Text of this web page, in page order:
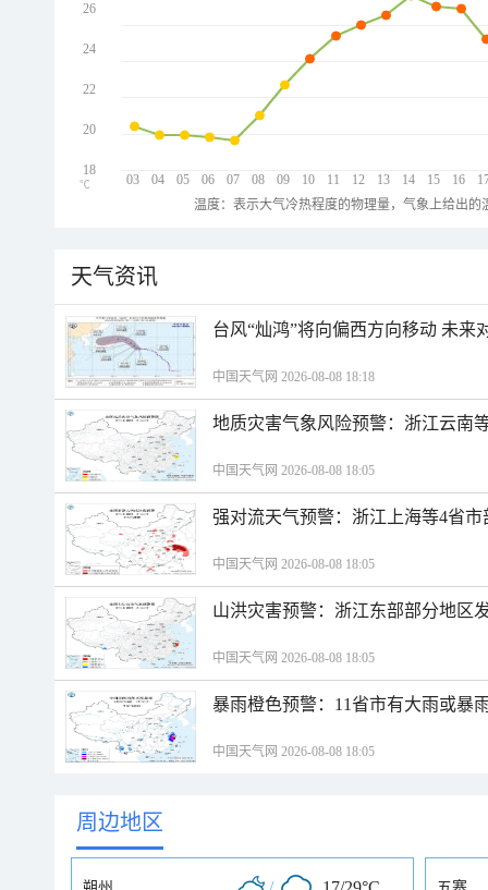
03 04 05 06 07 08 09 10 11 12 13 14 15 16
26
24
22
20
18
℃
温度：表示大气冷热程度的物理量，气象上给出
天气资讯
台风“灿鸿”将向偏西方向移动 未来
中国天气网 2026-08-08 18:18
地质灾害气象风险预警：浙江云南
中国天气网 2026-08-08 18:05
强对流天气预警：浙江上海等4省
中国天气网 2026-08-08 18:05
山洪灾害预警：浙江东部部分地区
中国天气网 2026-08-08 18:05
暴雨橙色预警：11省市有大雨或暴
中国天气网 2026-08-08 18:05
周边地区